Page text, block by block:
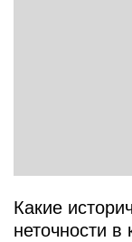
Какие
неточности